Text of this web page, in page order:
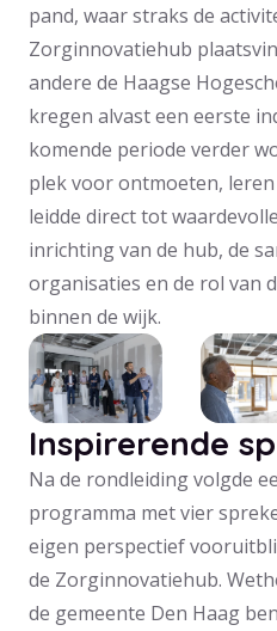
pand, waar straks de
Zorginnovatiehub
andere de Haagse
kregen alvast een eerste
komende periode verder
plek voor ontmoeten,
leidde direct tot
inrichting van de hub, de
organisaties en de rol van
binnen de wijk.
Inspirerende
Na de rondleiding volgde
programma met vier
eigen perspectief
de Zorginnovatiehub.
de gemeente Den Haag